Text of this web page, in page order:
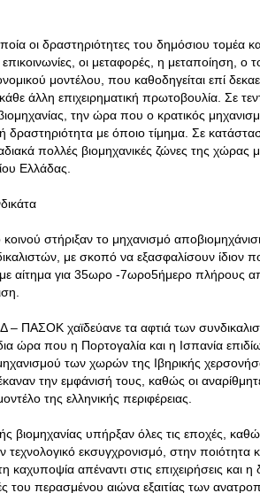
οι δραστηριότητες του δημόσιου τομέα
οι μεταφορές, η μεταποίηση, ο
μοντέλου, που καθοδηγείται επί
άλλη επιχειρηματική πρωτοβουλία. Σε
την ώρα που ο κρατικός
δραστηριότητα με όποιο τίμημα. Σε
πολλές βιομηχανικές ζώνες της χώρας
Ελλάδας.
στήριξαν το μηχανισμό
με σκοπό να εξασφαλίσουν ίδιον
αίτημα για 35ωρο -7ωρο5ήμερο πλήρους
– ΠΑΣΟΚ χαϊδεύανε τα αφτιά των
ώρα που η Πορτογαλία και η Ισπανία
των χωρών της Ιβηρικής
την εμφάνισή τους, καθώς οι
της ελληνικής περιφέρειας.
βιομηχανίας υπήρξαν όλες τις εποχές,
εκσυγχρονισμό, στην ποιότητα
καχυποψία απέναντι στις επιχειρήσεις και
του περασμένου αιώνα εξαιτίας των